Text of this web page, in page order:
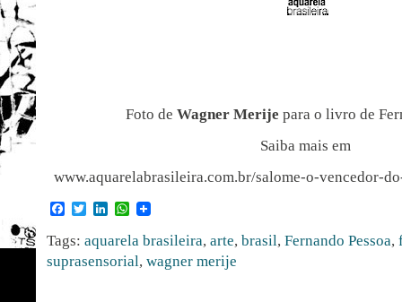
Foto de Wagner Merije para o livro de
Saiba mais em
www.aquarelabrasileira.com.br/salome-o-vencedor-
Facebook
TwitterLinkedInWhatsApp
Tags: aquarela brasileira, arte, brasil, Fernando Pessoa,
suprasensorial, wagner merije